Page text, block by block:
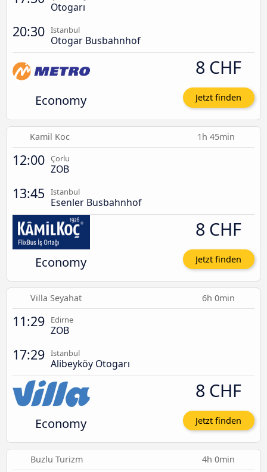
Otogarı
20:30 Istanbul
Otogar Busbahnhof
Economy
8 CHF
Jetzt finden
Kamil Koc 1h 45min
12:00 Çorlu
ZOB
13:45 Istanbul
Esenler Busbahnhof
Economy
8 CHF
Jetzt finden
Villa Seyahat 6h 0min
11:29 Edirne
ZOB
17:29 Istanbul
Alibeyköy Otogarı
Economy
8 CHF
Jetzt finden
Buzlu Turizm 4h 0min